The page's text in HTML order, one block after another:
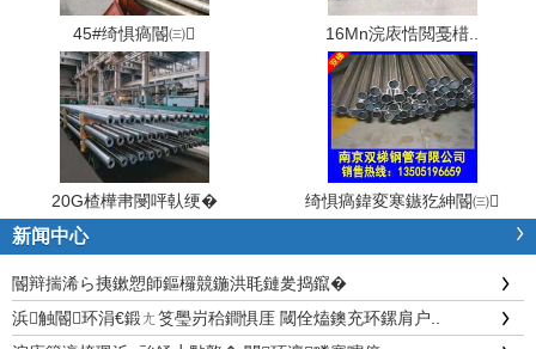
45#绮惧瘑閽㈢ 16Mn浣庡悎閲戞棤..
20G楂樺帇閿呯倝绠� 绮惧瘑鍏変寒鏃犵紳閽㈢
新闻中心
閽辩揣浠ら挗鏉愬師鏂欏競鍦洪毦鏈夎捣鑹�
浜触閽环涓€鍛ㄤ笅璺岃秴鐧惧厓 閾佺熆鐭充环鏍肩户..